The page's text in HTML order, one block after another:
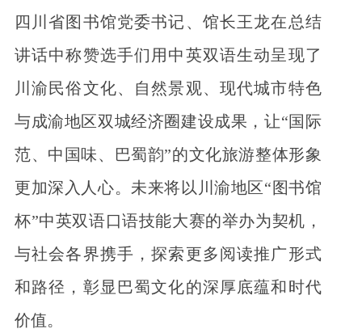
四川省图书馆党委书记、馆长王龙在总结
讲话中称赞选手们用中英双语生动呈现了
川渝民俗文化、自然景观、现代城市特色
与成渝地区双城经济圈建设成果，让“国际
范、中国味、巴蜀韵”的文化旅游整体形象
更加深入人心。未来将以川渝地区“图书馆
杯”中英双语口语技能大赛的举办为契机，
与社会各界携手，探索更多阅读推广形式
和路径，彰显巴蜀文化的深厚底蕴和时代
价值。